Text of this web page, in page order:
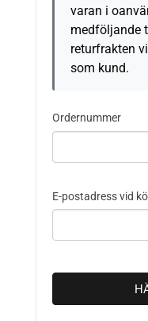
varan i
medföljande
returfrakten
som kund.
Ordernummer
E-postadress vid